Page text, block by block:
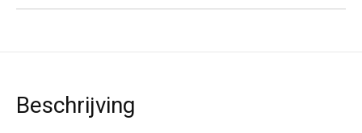
Beschrijving